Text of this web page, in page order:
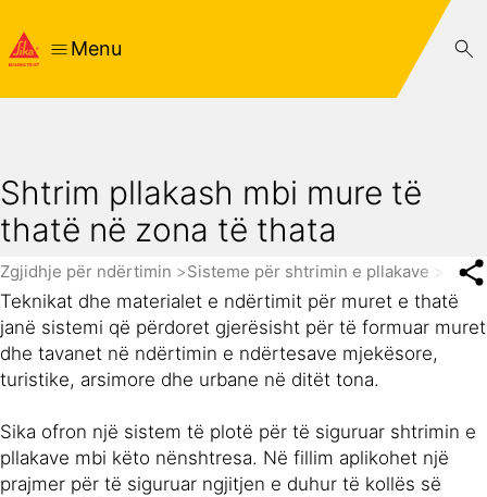
Menu
Shtrim pllakash mbi mure të
thatë në zona të thata
Zgjidhje për ndërtimin Sisteme për shtrimin e pllakave
Teknikat dhe materialet e ndërtimit për muret e thatë
janë sistemi që përdoret gjerësisht për të formuar muret
dhe tavanet në ndërtimin e ndërtesave mjekësore,
turistike, arsimore dhe urbane në ditët tona.
Sika ofron një sistem të plotë për të siguruar shtrimin e
pllakave mbi këto nënshtresa. Në fillim aplikohet një
prajmer për të siguruar ngjitjen e duhur të kollës së